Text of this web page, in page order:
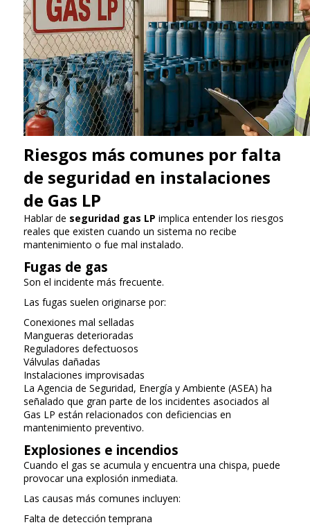
Riesgos más comunes por falta
de seguridad en instalaciones
de Gas LP
Hablar de seguridad gas LP implica entender los riesgos
reales que existen cuando un sistema no recibe
mantenimiento o fue mal instalado.
Fugas de gas
Son el incidente más frecuente.
Las fugas suelen originarse por:
Conexiones mal selladas
Mangueras deterioradas
Reguladores defectuosos
Válvulas dañadas
Instalaciones improvisadas
La Agencia de Seguridad, Energía y Ambiente (ASEA) ha
señalado que gran parte de los incidentes asociados al
Gas LP están relacionados con deficiencias en
mantenimiento preventivo.
Explosiones e incendios
Cuando el gas se acumula y encuentra una chispa, puede
provocar una explosión inmediata.
Las causas más comunes incluyen:
Falta de detección temprana